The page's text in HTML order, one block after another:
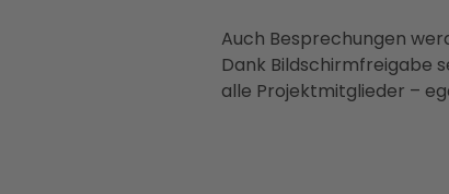
Auch Besprechungen
Dank Bildschirmfreigabe
alle Projektmitglieder –